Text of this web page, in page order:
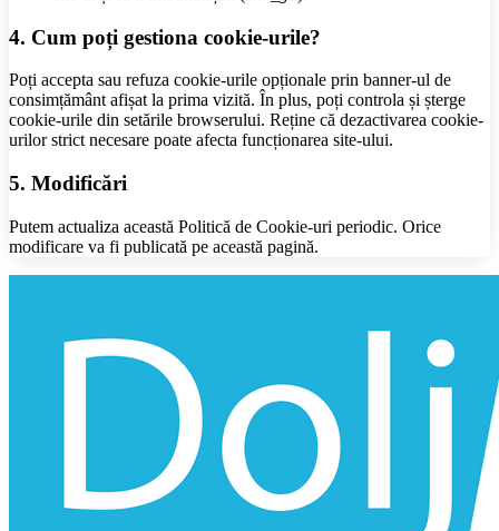
4. Cum poți gestiona cookie-urile?
Poți accepta sau refuza cookie-urile opționale prin banner-ul de
consimțământ afișat la prima vizită. În plus, poți controla și șterge
cookie-urile din setările browserului. Reține că dezactivarea cookie-
urilor strict necesare poate afecta funcționarea site-ului.
5. Modificări
Putem actualiza această Politică de Cookie-uri periodic. Orice
modificare va fi publicată pe această pagină.